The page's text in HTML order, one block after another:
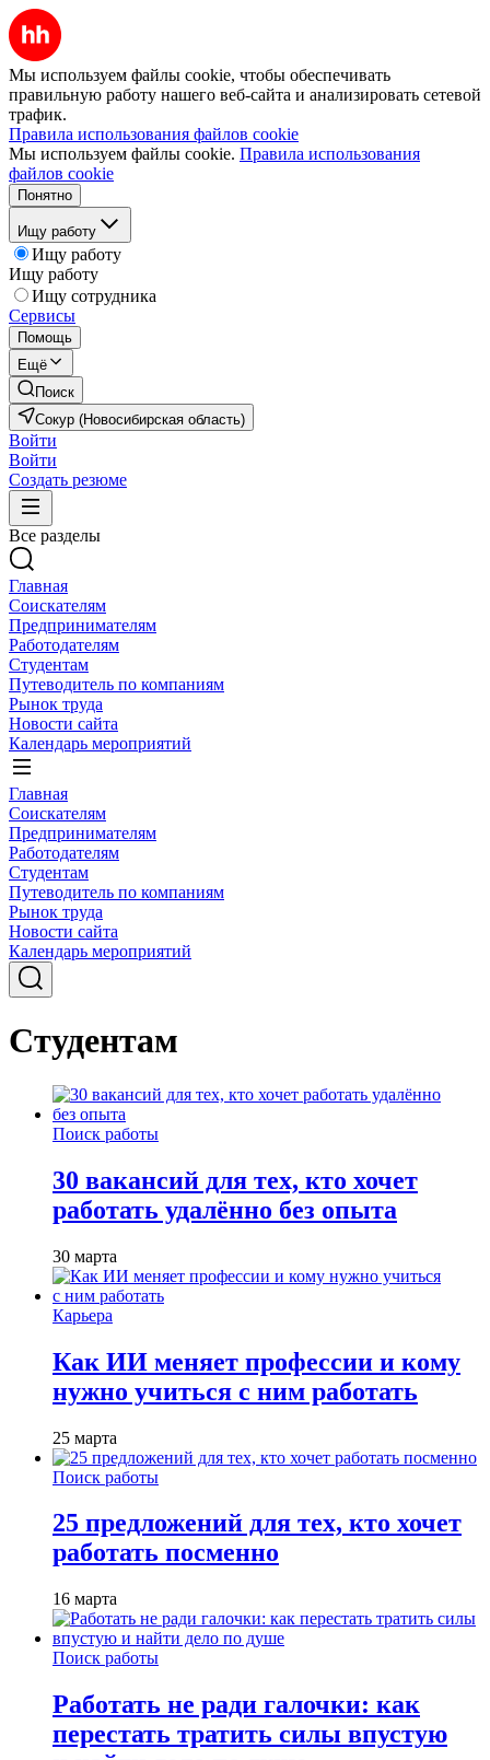
Мы используем файлы cookie, чтобы обеспечивать
правильную работу нашего веб-сайта и анализировать сетевой
трафик.
Правила использования файлов cookie
Мы используем файлы cookie. Правила использования
файлов cookie
Понятно
Ищу работу
Ищу работу
Ищу работу
Ищу сотрудника
Сервисы
Помощь
Ещё
Поиск
Сокур (Новосибирская область)
Войти
Войти
Создать резюме
Все разделы
Главная
Соискателям
Предпринимателям
Работодателям
Студентам
Путеводитель по компаниям
Рынок труда
Новости сайта
Календарь мероприятий
Главная
Соискателям
Предпринимателям
Работодателям
Студентам
Путеводитель по компаниям
Рынок труда
Новости сайта
Календарь мероприятий
Студентам
Поиск работы
30 вакансий для тех, кто хочет
работать удалённо без опыта
30 марта
Карьера
Как ИИ меняет профессии и кому
нужно учиться с ним работать
25 марта
Поиск работы
25 предложений для тех, кто хочет
работать посменно
16 марта
Поиск работы
Работать не ради галочки: как
перестать тратить силы впустую